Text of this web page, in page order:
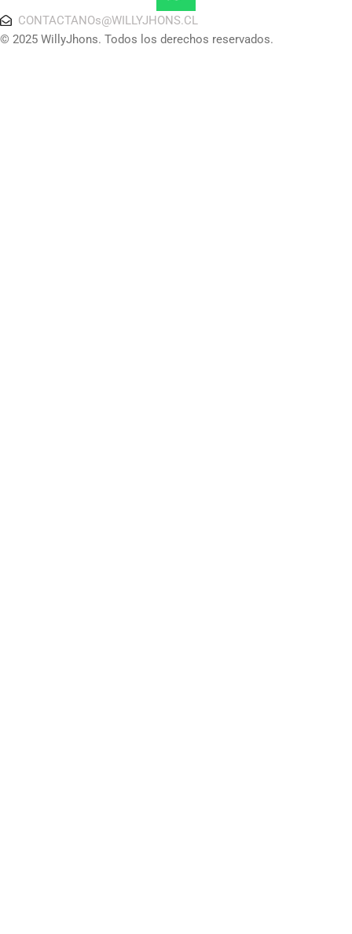
CONTACTANOs@WILLYJHONS.CL
© 2025 WillyJhons. Todos los derechos reservados.